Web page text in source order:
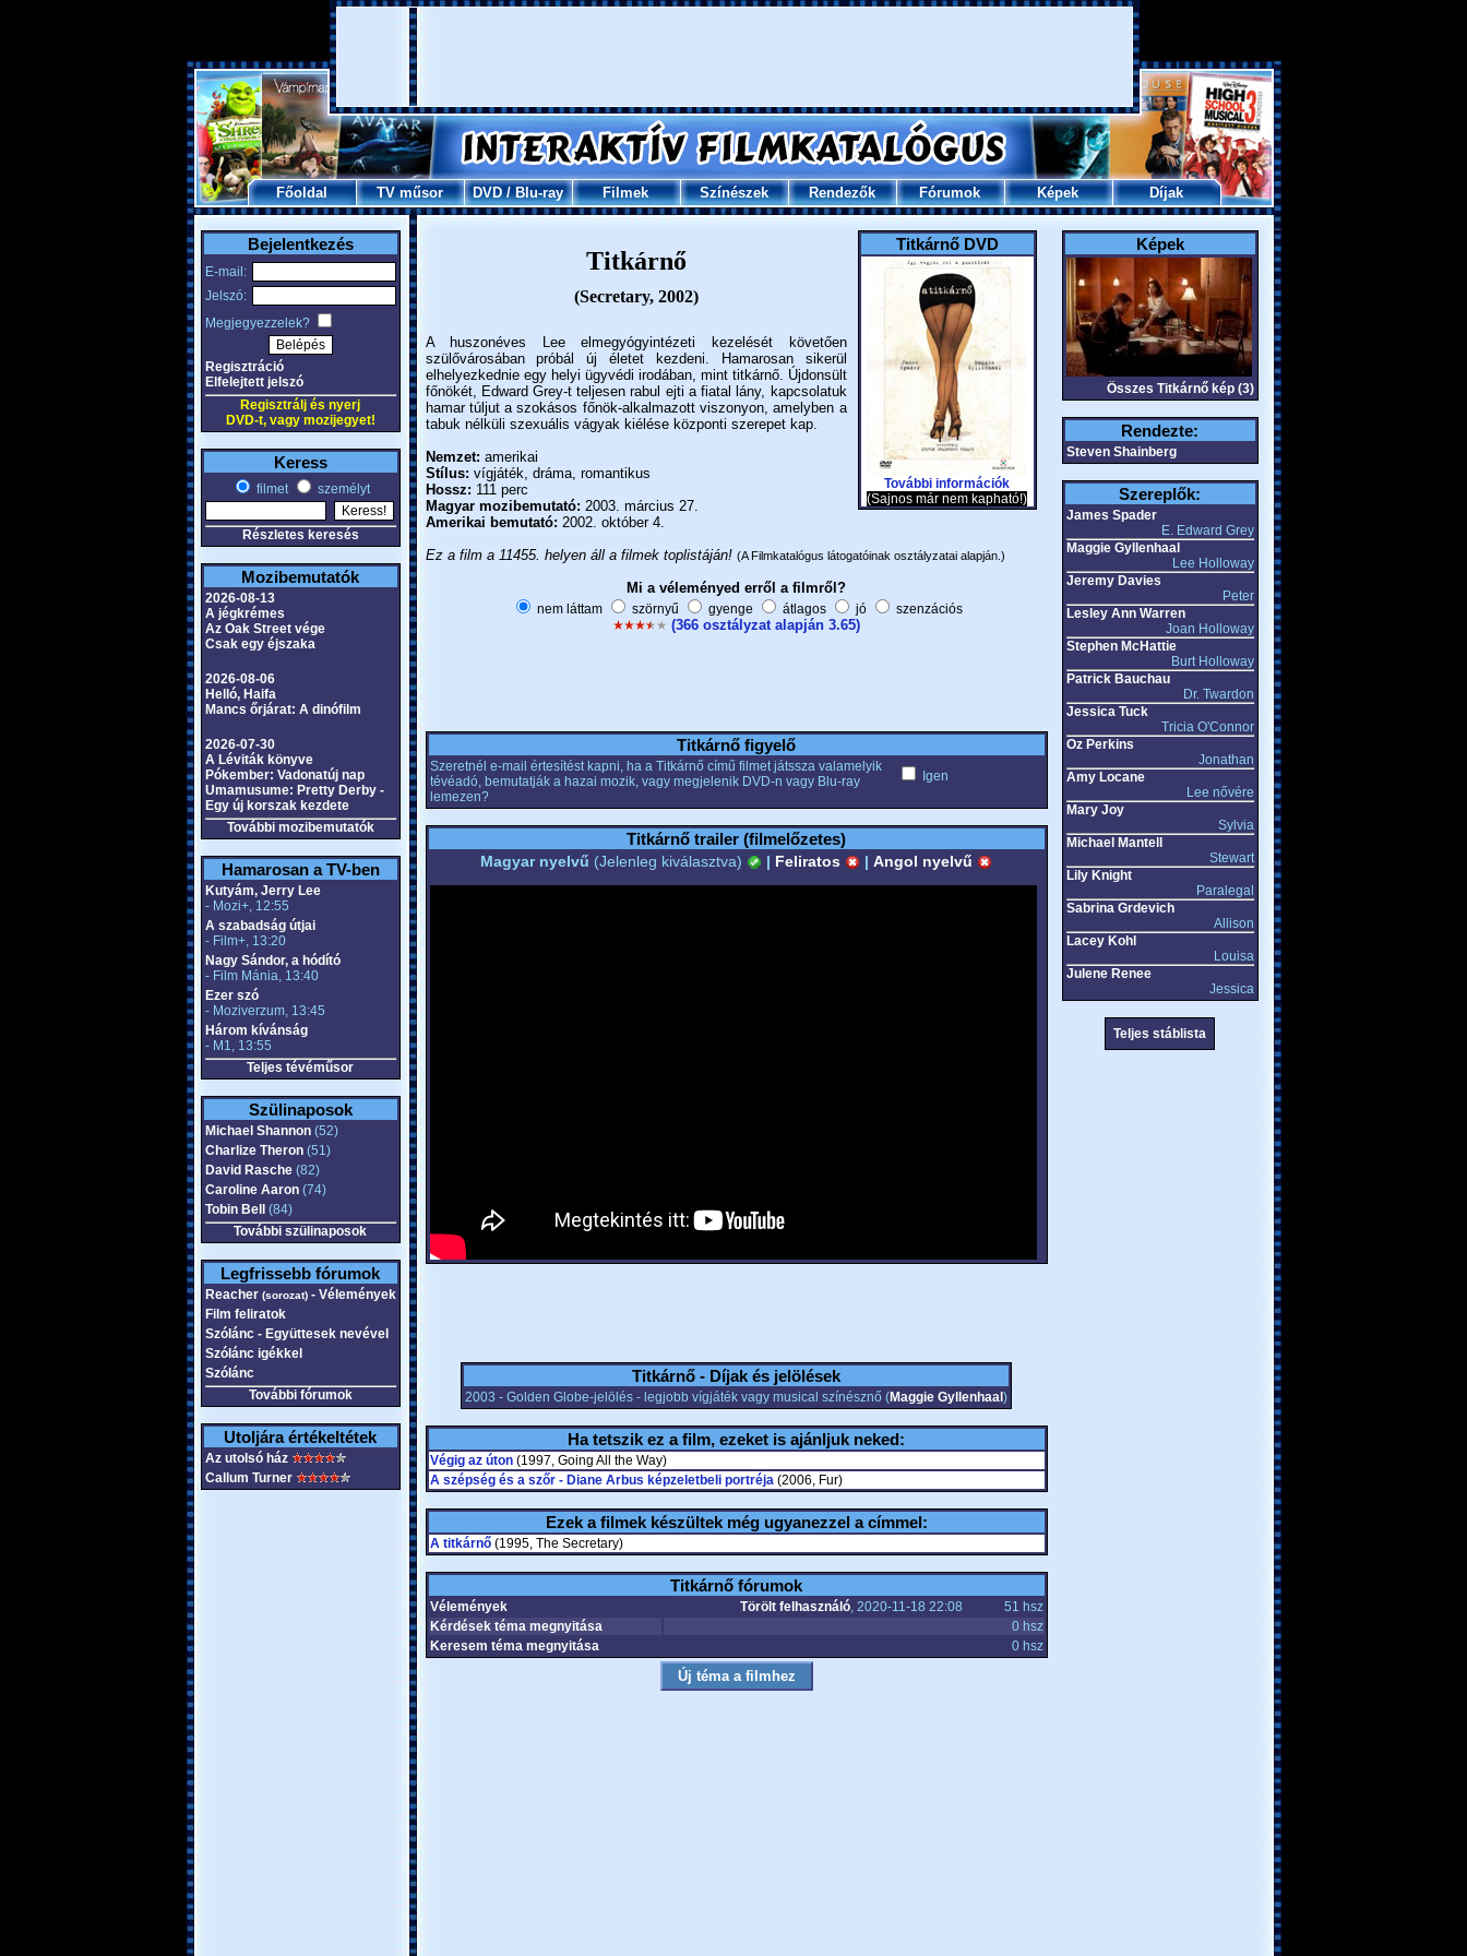
Főoldal TV műsor DVD/Blu-ray Filmek Színészek Rendezők Fórumok Képek Díjak
Bejelentkezés
E-mail:
Jelszó:
Megjegyezzelek?
Regisztráció
Elfelejtett jelszó
Regisztrálj és nyerj
DVD-t, vagy mozijegyet!
Keress
filmet személyt
Részletes keresés
Mozibemutatók
2026-08-13
A jégkrémes
Az Oak Street vége
Csak egy éjszaka
2026-08-06
Helló, Haifa
Mancs őrjárat: A dinófilm
2026-07-30
A Léviták könyve
Pókember: Vadonatúj nap
Umamusume: Pretty Derby -
Egy új korszak kezdete
További mozibemutatók
Hamarosan a TV-ben
Kutyám, Jerry Lee
- Mozi+, 12:55
A szabadság útjai
- Film+, 13:20
Nagy Sándor, a hódító
- Film Mánia, 13:40
Ezer szó
- Moziverzum, 13:45
Három kívánság
- M1, 13:55
Teljes tévéműsor
Szülinaposok
Michael Shannon(52)
Charlize Theron(51)
David Rasche(82)
Caroline Aaron(74)
Tobin Bell
(84)
További szülinaposok
Legfrissebb fórumok
Reacher (sorozat)- Vélemények
Film feliratok
Szólánc - Együttesek nevével
Szólánc igékkel
Szólánc
További fórumok
Utoljára értékeltétek
Az utolsó ház
Callum Turner
Titkárnő DVD
További információk
(Sajnos már nem kapható!)
Titkárnő
(Secretary, 2002)
A huszonéves Lee elmegyógyintézeti kezelését követően
szülővárosában próbál új életet kezdeni. Hamarosan sikerül
elhelyezkednie egy helyi ügyvédi irodában, mint titkárnő. Újdonsült
főnökét, Edward Grey-t teljesen rabul ejti a fiatal lány, kapcsolatuk
hamar túljut a szokásos főnök-alkalmazott viszonyon, amelyben a
tabuk nélküli szexuális vágyak kiélése központi szerepet kap.
Nemzet: amerikai
Stílus: vígjáték, dráma, romantikus
Hossz: 111 perc
Magyar mozibemutató: 2003. március 27.
Amerikai bemutató: 2002. október 4.
Ez a film a 11455. helyen áll a filmek toplistáján! (A Filmkatalógus látogatóinak osztályzatai alapján.)
Mi a véleményed erről a filmről?
nem láttam szörnyű gyenge átlagos jó szenzációs
(366 osztályzat alapján 3.65)
Titkárnő figyelő
Szeretnél e-mail értesítést kapni, ha a Titkárnő című filmet játssza valamelyik
tévéadó, bemutatják a hazai mozik, vagy megjelenik DVD-n vagy Blu-ray
lemezen?
Igen
Titkárnő trailer (filmelőzetes)
Magyar nyelvű (Jelenleg kiválasztva) | Feliratos | Angol nyelvű
Titkárnő - Díjak és jelölések
2003 - Golden Globe-jelölés - legjobb vígjáték vagy musical színésznő (Maggie Gyllenhaal )
Ha tetszik ez a film, ezeket is ajánljuk neked:
Végig az úton(1997, Going All the Way)
A szépség és a szőr - Diane Arbus képzeletbeli portréja(2006, Fur)
Ezek a filmek készültek még ugyanezzel a címmel:
A titkárnő(1995, The Secretary)
Titkárnő fórumok
Vélemények Törölt felhasználó, 2020-11-18 22:08
51 hsz
Kérdések téma megnyitása
0 hsz
Keresem téma megnyitása
0 hsz
Képek
Összes Titkárnő kép (3)
Rendezte:
Steven Shainberg
Szereplők:
James Spader
E. Edward Grey
Maggie Gyllenhaal
Lee Holloway
Jeremy Davies
Peter
Lesley Ann Warren
Joan Holloway
Stephen McHattie
Burt Holloway
Patrick Bauchau
Dr. Twardon
Jessica Tuck
Tricia O'Connor
Oz Perkins
Jonathan
Amy Locane
Lee nővére
Mary Joy
Sylvia
Michael Mantell
Stewart
Lily Knight
Paralegal
Sabrina Grdevich
Allison
Lacey Kohl
Louisa
Julene Renee
Jessica
Teljes stáblista